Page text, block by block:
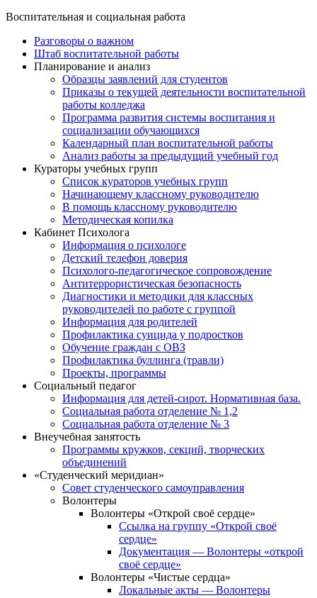
Воспитательная и социальная работа
Разговоры о важном
Штаб воспитательной работы
Планирование и анализ
Образцы заявлений для студентов
Приказы о текущей деятельности воспитательной
работы колледжа
Программа развития системы воспитания и
социализации обучающихся
Календарный план воспитательной работы
Анализ работы за предыдущий учебный год
Кураторы учебных групп
Список кураторов учебных групп
Начинающему классному руководителю
В помощь классному руководителю
Методическая копилка
Кабинет Психолога
Информация о психологе
Детский телефон доверия
Психолого-педагогическое сопровождение
Антитеррористическая безопасность
Диагностики и методики для классных
руководителей по работе с группой
Информация для родителей
Профилактика суицида у подростков
Обучение граждан с ОВЗ
Профилактика буллинга (травли)
Проекты, программы
Социальный педагог
Информация для детей-сирот. Нормативная база.
Социальная работа отделение № 1,2
Социальная работа отделение № 3
Внеучебная занятость
Программы кружков, секций, творческих
объединений
«Студенческий меридиан»
Совет студенческого самоуправления
Волонтеры
Волонтеры «Открой своё сердце»
Ссылка на группу «Открой своё
сердце»
Документация — Волонтеры «открой
своё сердце»
Волонтеры «Чистые сердца»
Локальные акты — Волонтеры